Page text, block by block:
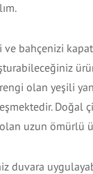
ve bahçenizi
olan yeşili
Doğal
uzun ömürlü
duvara